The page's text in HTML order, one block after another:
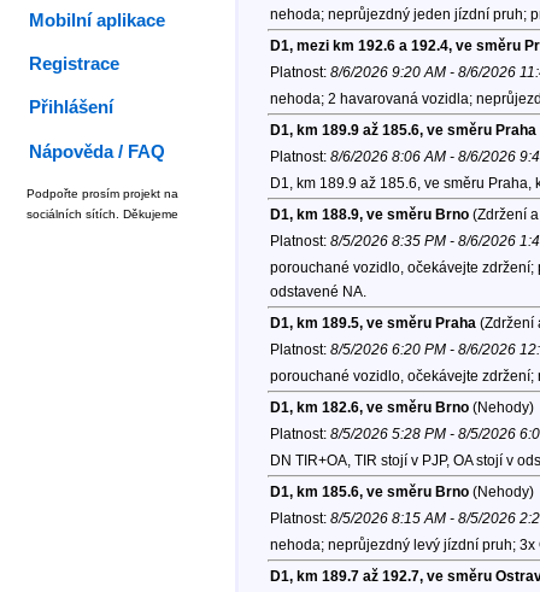
nehoda; neprůjezdný jeden jízdní pruh;
D1, mezi km 192.6 a 192.4, ve směru
Platnost: 8/6/2026 9:20 AM - 8/6/2026
nehoda; 2 havarovaná vozidla;
D1, km 189.9 až 185.6, ve směru Praha
Platnost: 8/6/2026 8:06 AM - 8/6/2026
D1, km 189.9 až 185.6, ve směru Praha,
D1, km 188.9, ve směru Brno(Zdržení
Platnost: 8/5/2026 8:35 PM - 8/6/2026
porouchané vozidlo, očekávejte
odstavené NA.
D1, km 189.5, ve směru Praha (Zdržení
Platnost: 8/5/2026 6:20 PM - 8/6/2026
porouchané vozidlo, očekávejte
D1, km 182.6, ve směru Brno(Nehody)
Platnost: 8/5/2026 5:28 PM - 8/5/2026
DN TIR+OA, TIR stojí v PJP, OA stojí v
D1, km 185.6, ve směru Brno(Nehody)
Platnost: 8/5/2026 8:15 AM - 8/5/2026
nehoda; neprůjezdný levý jízdní pruh; 3x
D1, km 189.7 až 192.7, ve směru
Mobilní aplikace
Registrace
Přihlášení
Nápověda / FAQ
Podpořte prosím projekt na
sociálních sítích. Děkujeme